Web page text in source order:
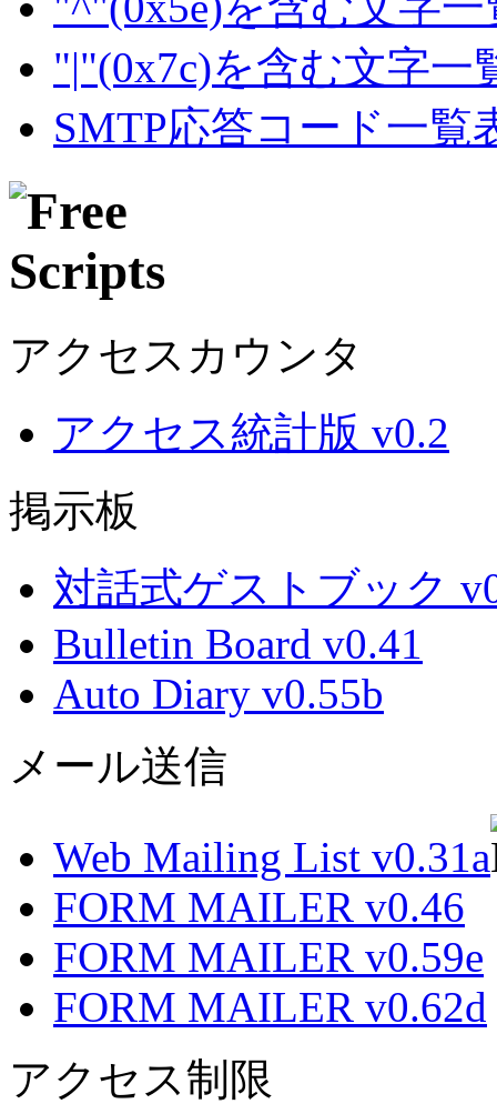
"|"(0x7c)を含む文字一
SMTP応答コード一覧
アクセスカウンタ
アクセス統計版 v0.2
掲示板
対話式ゲストブック
Bulletin Board v0.41
Auto Diary v0.55b
メール送信
Web Mailing List v0.31a
FORM MAILER v0.46
FORM MAILER v0.59e
FORM MAILER v0.62d
アクセス制限